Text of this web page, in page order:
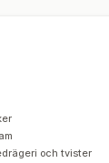
och tvister